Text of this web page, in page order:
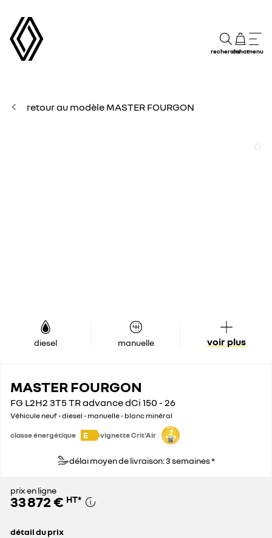
rechercheachatmenu
retour au modèle MASTER FOURGON
diesel manuelle voir plus
MASTER FOURGON
FG L2H2 3T5 TR advance dCi 150 - 26
Véhicule neuf - diesel - manuelle - blanc minéral
classe énergétique E vignette Crit'Air
délai moyen de livraison: 3 semaines *
prix en ligne
33 872 € HT*
détail du prix